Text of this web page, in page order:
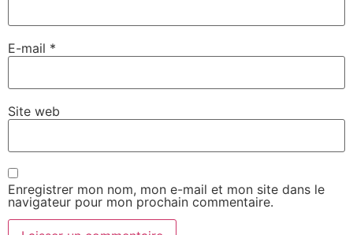
E-mail *
Site web
Enregistrer mon nom, mon e-mail et mon site dans le
navigateur pour mon prochain commentaire.